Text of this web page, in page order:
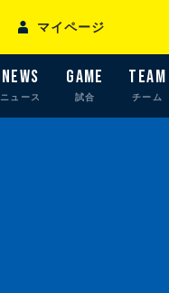
マイページ
NEWS
ニュース
GAME
試合
TEAM
チーム